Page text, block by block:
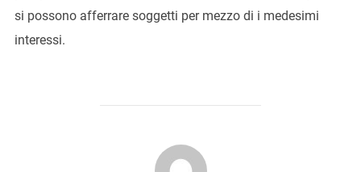
si possono afferrare soggetti per mezzo di i medesimi
interessi.
BEITRAGSAUTOR